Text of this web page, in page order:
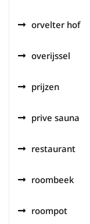
orvelter hof
overijssel
prijzen
prive sauna
restaurant
roombeek
roompot